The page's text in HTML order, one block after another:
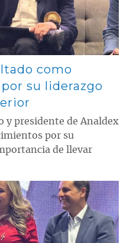
como
su liderazgo
y presidente de Analdex
por su
de llevar